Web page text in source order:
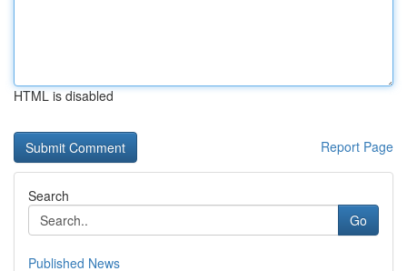
HTML is disabled
Report Page
Search
Go
Published News